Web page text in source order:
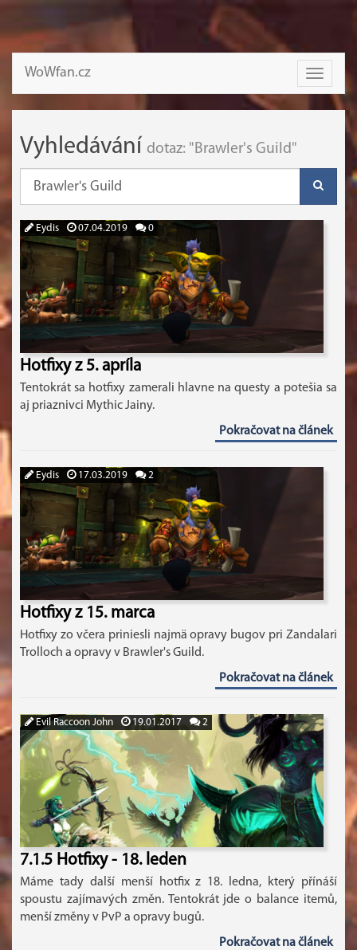
Toggle
WoWfan.cz
Vyhledávání dotaz: "Brawler's Guild"
Eydis 07.04.2019 0
Hotfixy z 5. apríla
Tentokrát sa hotfixy zamerali hlavne na questy a potešia sa
aj priaznivci Mythic Jainy.
Pokračovat na článek
Eydis 17.03.2019 2
Hotfixy z 15. marca
Hotfixy zo včera priniesli najmä opravy bugov pri Zandalari
Trolloch a opravy v Brawler's Guild.
Pokračovat na článek
Evil Raccoon John 19.01.2017 2
7.1.5 Hotfixy - 18. leden
Máme tady další menší hotfix z 18. ledna, který přínáší
spoustu zajímavých změn. Tentokrát jde o balance itemů,
menší změny v PvP a opravy bugů.
Pokračovat na článek